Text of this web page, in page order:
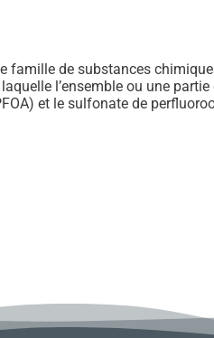
famille de substances
l’ensemble ou une
et le sulfonate de